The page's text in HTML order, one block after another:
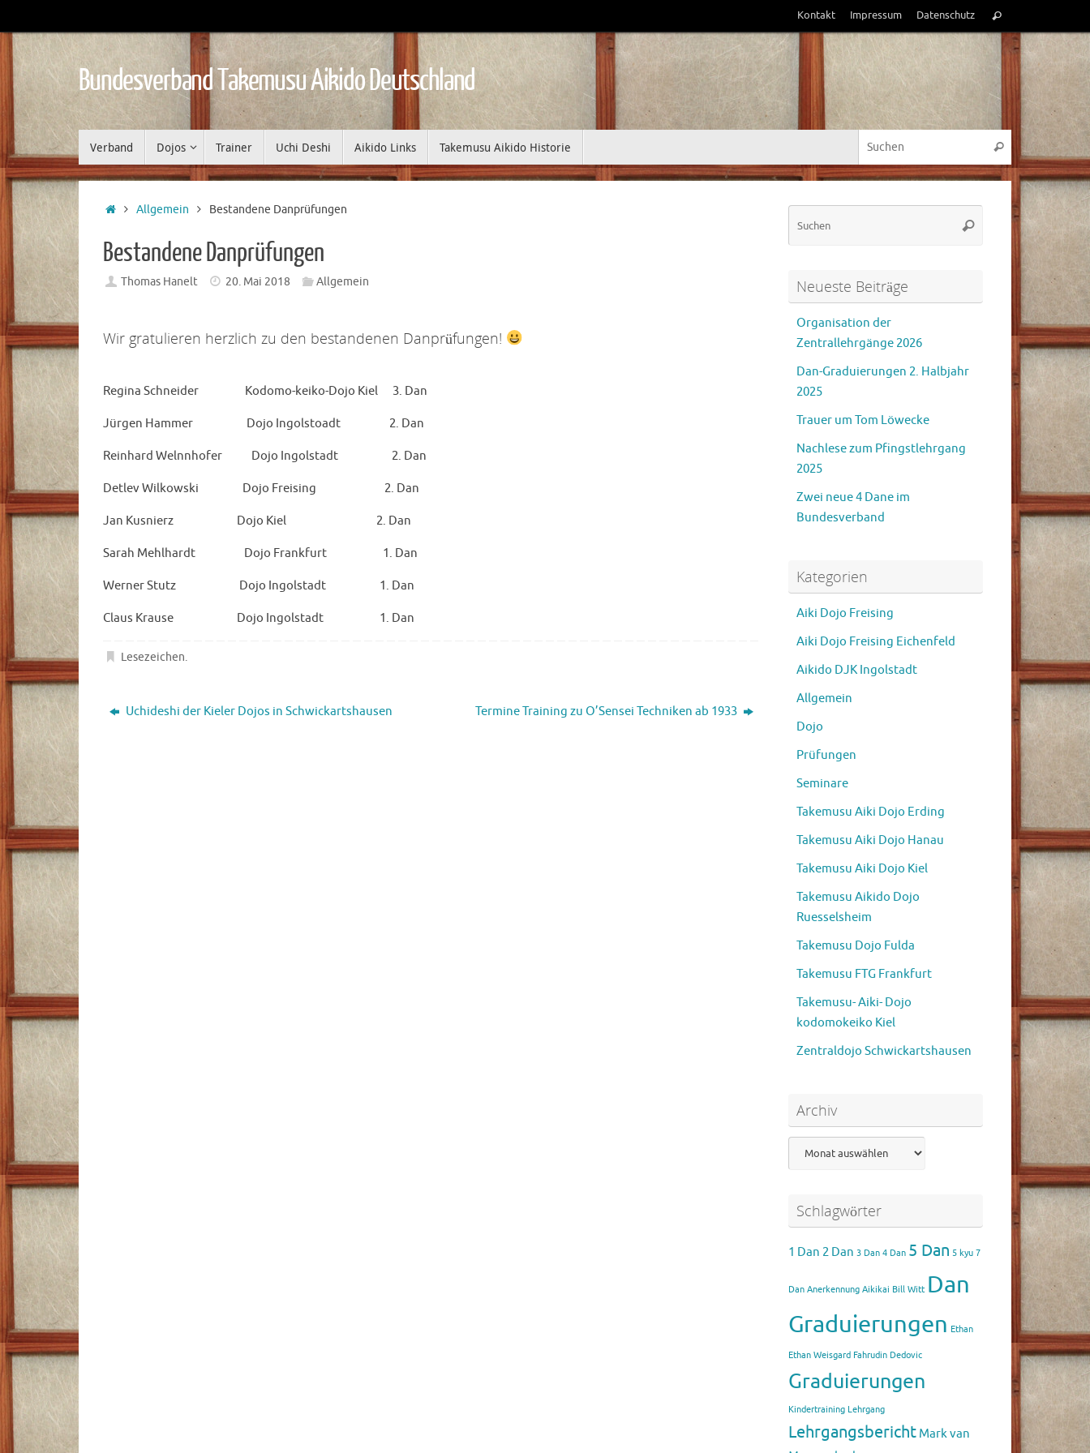
Inhalt
springen
Kontakt Impressum Datenschutz
nach:
Suchen
Bundesverband Takemusu Aikido Deutschland
Inhalt
springen
Verband Dojos Trainer Uchi Deshi Aikido Links Takemusu Aikido Historie
Suchen nach:
Suchen
StartAllgemein Bestandene Danprüfungen
Bestandene Danprüfungen
Thomas Hanelt 20. Mai 2018 Allgemein
Wir gratulieren herzlich zu den bestandenen Danprüfungen!
Regina Schneider Kodomo-keiko-Dojo Kiel 3. Dan
Jürgen Hammer Dojo Ingolstoadt 2. Dan
Reinhard Welnnhofer Dojo Ingolstadt 2. Dan
Detlev Wilkowski Dojo Freising 2. Dan
Jan Kusnierz Dojo Kiel 2. Dan
Sarah Mehlhardt Dojo Frankfurt 1. Dan
Werner Stutz Dojo Ingolstadt 1. Dan
Claus Krause Dojo Ingolstadt 1. Dan
Lesezeichen.
Uchideshi der Kieler Dojos in Schwickartshausen Termine Training zu O’Sensei Techniken ab 1933
Suchen
Suchen
Neueste Beiträge
Organisation der
Zentrallehrgänge 2026
Dan-Graduierungen 2. Halbjahr
2025
Trauer um Tom Löwecke
Nachlese zum Pfingstlehrgang
2025
Zwei neue 4 Dane im
Bundesverband
Kategorien
Aiki Dojo Freising
Aiki Dojo Freising Eichenfeld
Aikido DJK Ingolstadt
Allgemein
Dojo
Prüfungen
Seminare
Takemusu Aiki Dojo Erding
Takemusu Aiki Dojo Hanau
Takemusu Aiki Dojo Kiel
Takemusu Aikido Dojo
Ruesselsheim
Takemusu Dojo Fulda
Takemusu FTG Frankfurt
Takemusu- Aiki- Dojo
kodomokeiko Kiel
Zentraldojo Schwickartshausen
Archiv
Archiv
Schlagwörter
1 Dan 2 Dan 3 Dan 4 Dan 5 Dan 5 kyu 7
Dan Anerkennung Aikikai Bill Witt Dan
Graduierungen Ethan
Ethan Weisgard Fahrudin Dedovic
Graduierungen
Kindertraining Lehrgang
Lehrgangsbericht Mark van